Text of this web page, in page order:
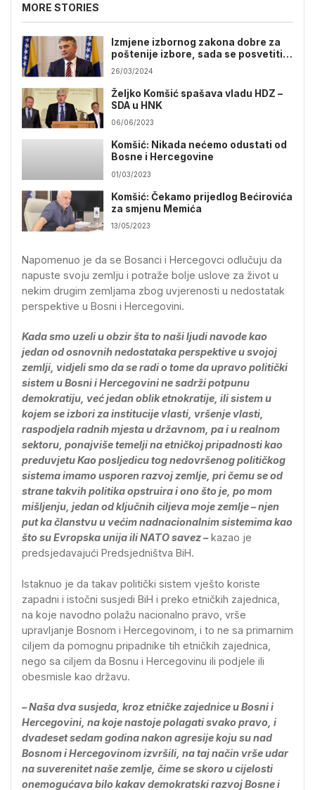
MORE STORIES
Izmjene izbornog zakona dobre za
poštenije izbore, sada se posvetiti
drugim zakonima
26/03/2024
Željko Komšić spašava vladu HDZ –
SDA u HNK
06/06/2023
Komšić: Nikada nećemo odustati od
Bosne i Hercegovine
01/03/2023
Komšić: Čekamo prijedlog Bećirovića
za smjenu Memića
13/05/2023
Napomenuo je da se Bosanci i Hercegovci odlučuju da
napuste svoju zemlju i potraže bolje uslove za život u
nekim drugim zemljama zbog uvjerenosti u nedostatak
perspektive u Bosni i Hercegovini.
Kada smo uzeli u obzir šta to naši ljudi navode kao
jedan od osnovnih nedostataka perspektive u svojoj
zemlji, vidjeli smo da se radi o tome da upravo politički
sistem u Bosni i Hercegovini ne sadrži potpunu
demokratiju, već jedan oblik etnokratije, ili sistem u
kojem se izbori za institucije vlasti, vršenje vlasti,
raspodjela radnih mjesta u državnom, pa i u realnom
sektoru, ponajviše temelji na etničkoj pripadnosti kao
preduvjetu Kao posljedicu tog nedovršenog političkog
sistema imamo usporen razvoj zemlje, pri čemu se od
strane takvih politika opstruira i ono što je, po mom
mišljenju, jedan od ključnih ciljeva moje zemlje – njen
put ka članstvu u većim nadnacionalnim sistemima kao
što su Evropska unija ili NATO savez –kazao je
predsjedavajući Predsjedništva BiH.
Istaknuo je da takav politički sistem vješto koriste
zapadni i istočni susjedi BiH i preko etničkih zajednica,
na koje navodno polažu nacionalno pravo, vrše
upravljanje Bosnom i Hercegovinom, i to ne sa primarnim
ciljem da pomognu pripadnike tih etničkih zajednica,
nego sa ciljem da Bosnu i Hercegovinu ili podjele ili
obesmisle kao državu.
– Naša dva susjeda, kroz etničke zajednice u Bosni i
Hercegovini, na koje nastoje polagati svako pravo, i
dvadeset sedam godina nakon agresije koju su nad
Bosnom i Hercegovinom izvršili, na taj način vrše udar
na suverenitet naše zemlje, čime se skoro u cijelosti
onemogućava bilo kakav demokratski razvoj Bosne i